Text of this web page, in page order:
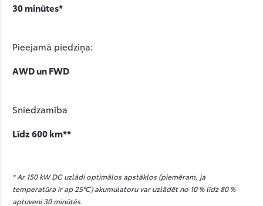
30 minūtes*
Pieejamā piedziņa:
AWD un FWD
Sniedzamība
Līdz 600 km**
* Ar 150 kW DC uzlādi optimālos apstākļos (piemēram, ja
temperatūra ir ap 25°C) akumulatoru var uzlādēt no 10 % līdz 80 %
aptuveni 30 minūtēs.